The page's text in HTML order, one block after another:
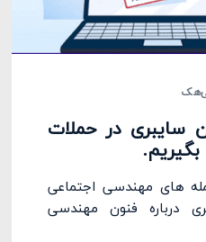
هک
سایبری در حملات
های مهندسی اجتماعی
درباره فنون مهندسی